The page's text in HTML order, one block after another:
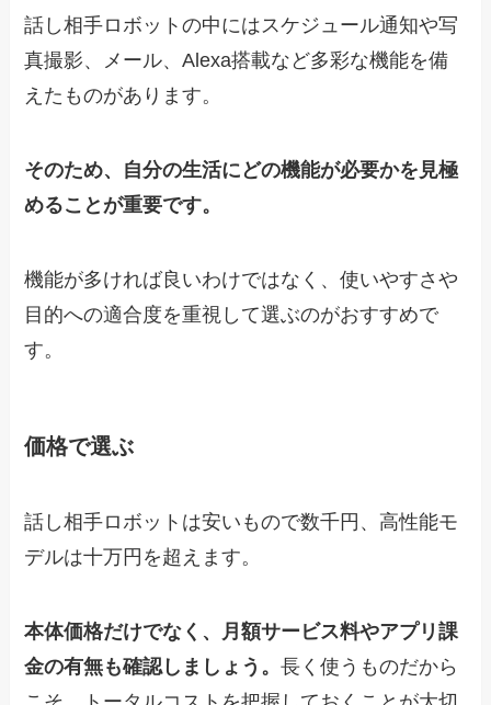
話し相手ロボットの中にはスケジュール通知や写
真撮影、メール、Alexa搭載など多彩な機能を備
えたものがあります。
そのため、自分の生活にどの機能が必要かを見極
めることが重要です。
機能が多ければ良いわけではなく、使いやすさや
目的への適合度を重視して選ぶのがおすすめで
す。
価格で選ぶ
話し相手ロボットは安いもので数千円、高性能モ
デルは十万円を超えます。
本体価格だけでなく、月額サービス料やアプリ課
金の有無も確認しましょう。長く使うものだから